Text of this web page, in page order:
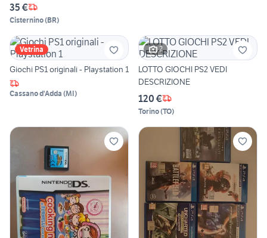
35 €
Cisternino(BR)
Vetrina
Giochi PS1 originali - Playstation 1
Cassano d'Adda (MI)
2
LOTTO GIOCHI PS2 VEDI
DESCRIZIONE
120 €
Torino(TO)